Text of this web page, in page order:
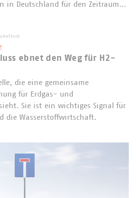
in Deutschland für den Zeitraum…
ebnet den Weg für H2-
die eine gemeinsame
für Erdgas- und
Sie ist ein wichtiges Signal für
die Wasserstoffwirtschaft.